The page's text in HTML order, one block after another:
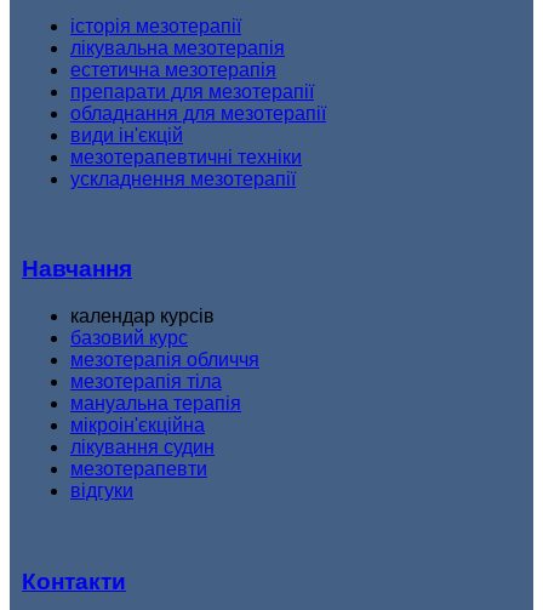
історія мезотерапії
лікувальна мезотерапія
естетична мезотерапія
препарати для мезотерапії
обладнання для мезотерапії
види ін'єкцій
мезотерапевтичні техніки
ускладнення мезотерапії
Навчання
календар курсів
базовий курс
мезотерапія обличчя
мезотерапія тіла
мануальна терапія
мікроін'єкційна
лікування судин
мезотерапевти
відгуки
Контакти